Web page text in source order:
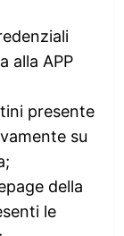
alla APP
presente
su
della
le